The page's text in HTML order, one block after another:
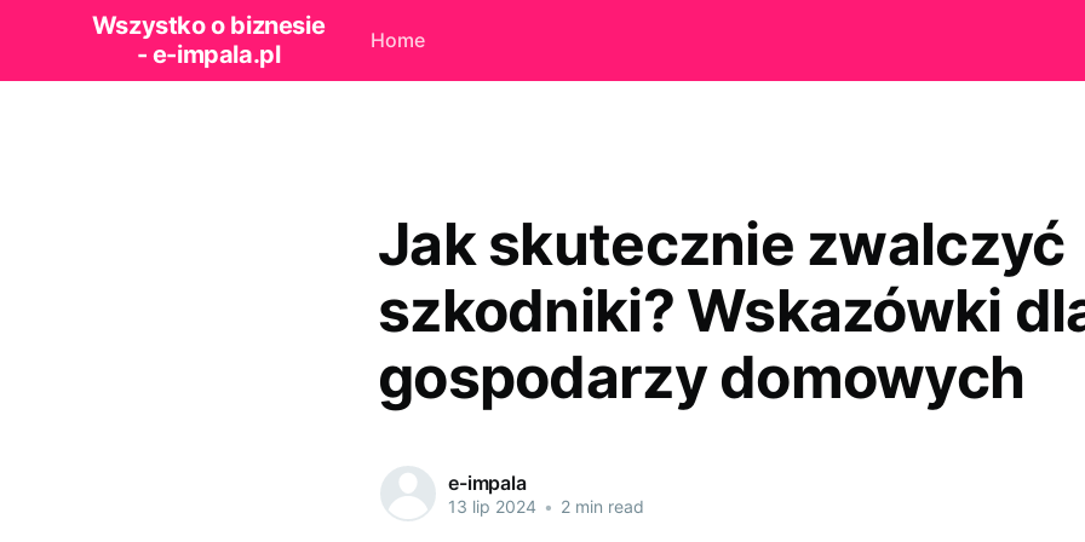
Wszystko o biznesie
- e-impala.pl
Home
Jak skutecznie zwalczyć
szkodniki? Wskazówki
gospodarzy domowych
e-impala
13 lip 2024 • 2 min read